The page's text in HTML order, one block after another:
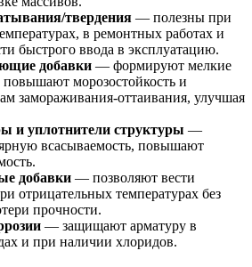
твердения — полезны при
в ремонтных работах и
быстрого ввода в эксплуатацию.
добавки — формируют мелкие
морозостойкость и
замораживания-оттаивания, улучшая
и уплотнители структуры —
всасываемость, повышают
добавки — позволяют вести
отрицательных температурах без
прочности.
— защищают арматуру в
и при наличии хлоридов.